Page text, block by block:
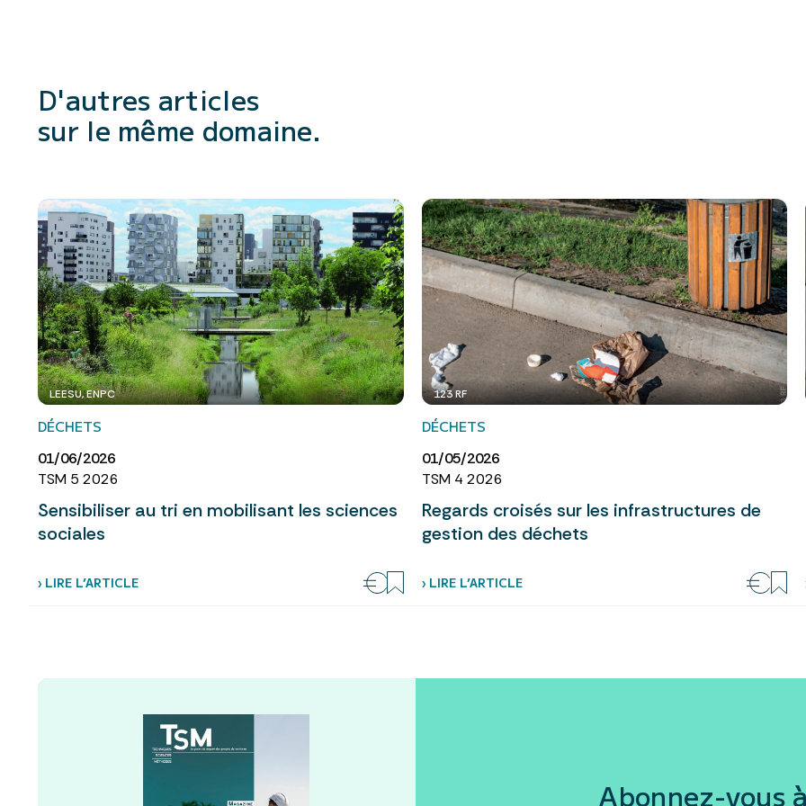
D'autres articles
sur le même domaine.
LEESU, ENPC
DÉCHETS
01/06/2026
TSM 5 2026
Sensibiliser au tri en mobilisant les sciences
sociales
› LIRE L’ARTICLE
123 RF
DÉCHETS
01/05/2026
TSM 4 2026
Regards croisés sur les infrastructures de
gestion des déchets
› LIRE L’ARTICLE
Abonnez-vous